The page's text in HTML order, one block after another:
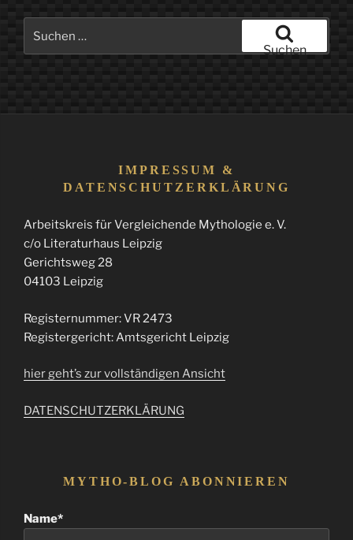
nach:
Suchen
IMPRESSUM &
DATENSCHUTZERKLÄRUNG
Arbeitskreis für Vergleichende Mythologie e. V.
c/o Literaturhaus Leipzig
Gerichtsweg 28
04103 Leipzig
Registernummer: VR 2473
Registergericht: Amtsgericht Leipzig
hier geht’s zur vollständigen Ansicht
DATENSCHUTZERKLÄRUNG
MYTHO-BLOG ABONNIEREN
Name*